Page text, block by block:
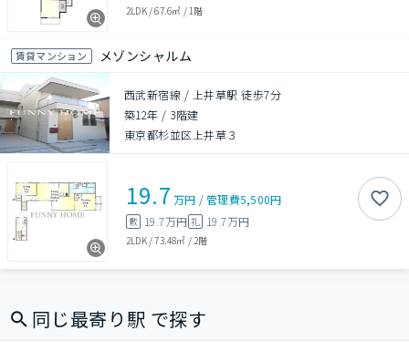
2LDK/67.6㎡ / 1階
賃貸マンション メゾンシャルム
西武新宿線 / 上井草駅 徒歩7分
築12年 / 3階建
東京都杉並区上井草３
19.7 万円 /管理費5,500円
敷 19.7万円 礼 19.7万円
2LDK/73.48㎡ / 2階
同じ最寄り駅 で探す